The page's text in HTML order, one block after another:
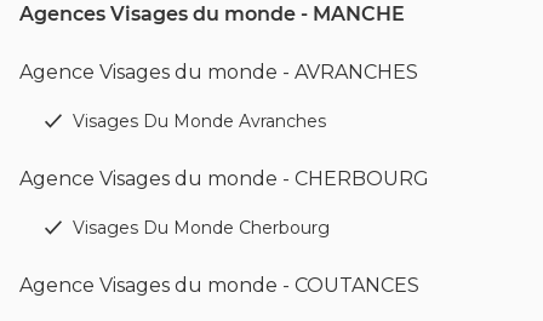
Agences Visages du monde - MANCHE
Agence Visages du monde - AVRANCHES
Visages Du Monde Avranches
Agence Visages du monde - CHERBOURG
Visages Du Monde Cherbourg
Agence Visages du monde - COUTANCES